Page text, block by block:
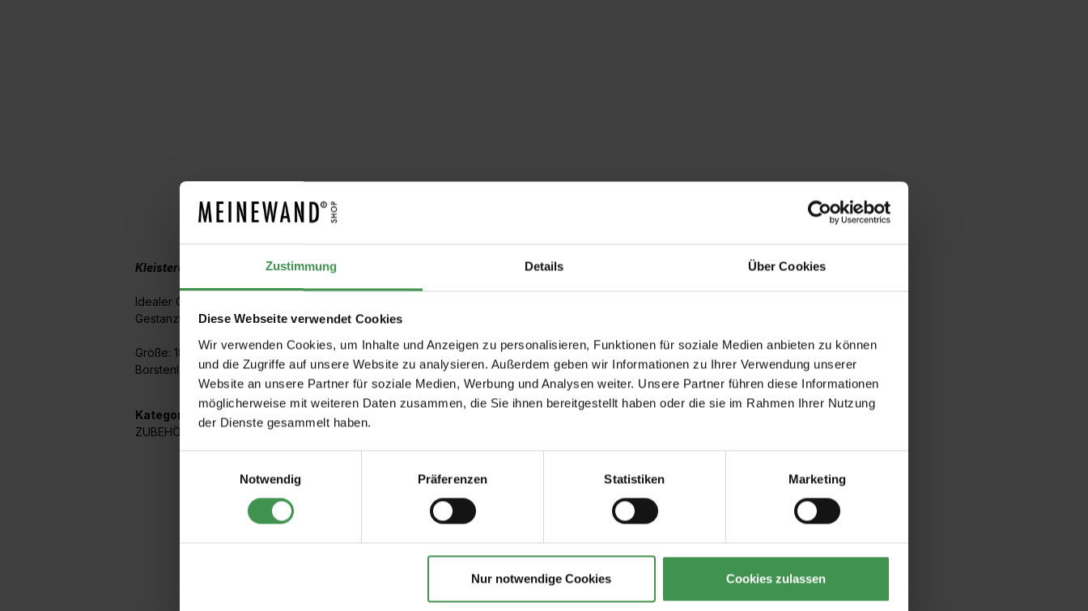
Zustimmung Details Über Cookies
Diese Webseite verwendet Cookies
Wir verwenden Cookies, um Inhalte und Anzeigen zu personalisieren, Funktionen für soziale Medien anbieten zu können
und die Zugriffe auf unsere Website zu analysieren. Außerdem geben wir Informationen zu Ihrer Verwendung unserer
Website an unsere Partner für soziale Medien, Werbung und Analysen weiter. Unsere Partner führen diese Informationen
möglicherweise mit weiteren Daten zusammen, die Sie ihnen bereitgestellt haben oder die sie im Rahmen Ihrer Nutzung
der Dienste gesammelt haben.
Notwendig
Präferenzen Statistiken Marketing
Nur notwendige Cookies Cookies zulassen
Kleisterquast/ Kleisterbürste
Idealer Quast zum Auftragen des Kleisters auf die Tapete.
Gestanzt, tiefgrund- und lösemittelfest, rutschfester Kunststoffgriff.
Größe: 180 mm x 75 mm
Borstenlänge: 72 mm
Kategorien:
ZUBEHÖR
Tapezierzubehör